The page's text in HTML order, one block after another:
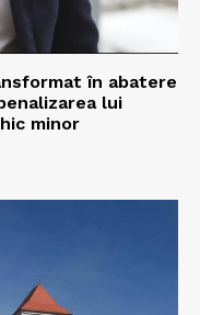
în abatere
lui
minor